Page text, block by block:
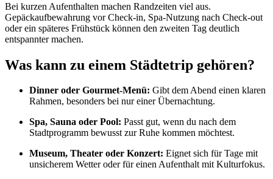
Bei kurzen Aufenthalten machen Randzeiten viel aus.
Gepäckaufbewahrung vor Check-in, Spa-Nutzung nach Check-out
oder ein späteres Frühstück können den zweiten Tag deutlich
entspannter machen.
Was kann zu einem Städtetrip gehören?
Dinner oder Gourmet-Menü: Gibt dem Abend einen klaren
Rahmen, besonders bei nur einer Übernachtung.
Spa, Sauna oder Pool: Passt gut, wenn du nach dem
Stadtprogramm bewusst zur Ruhe kommen möchtest.
Museum, Theater oder Konzert: Eignet sich für Tage mit
unsicherem Wetter oder für einen Aufenthalt mit Kulturfokus.